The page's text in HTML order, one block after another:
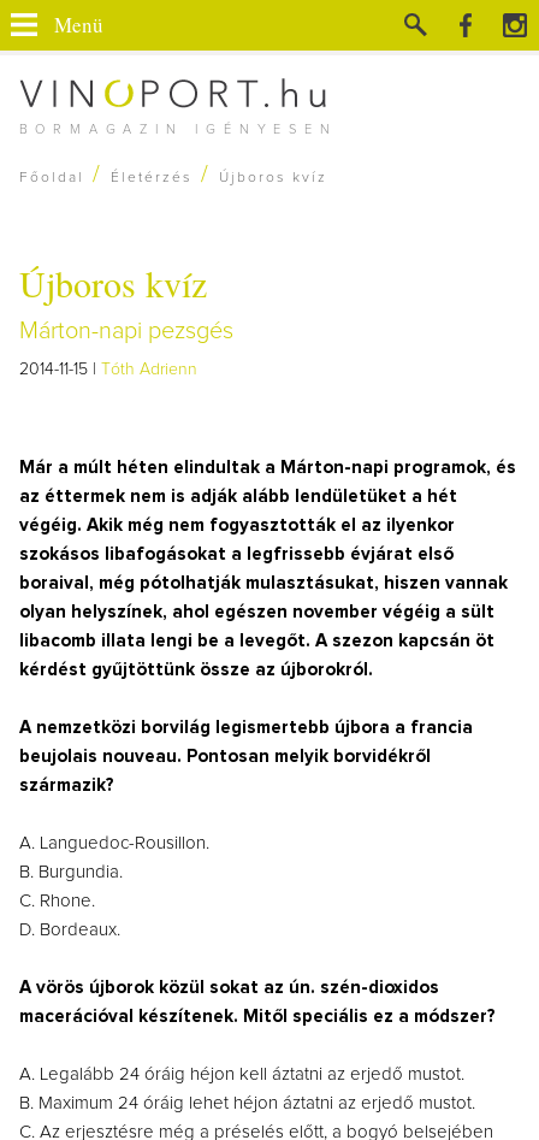
BORMAGAZIN IGÉNYESEN
Menü
Főoldal / Életérzés / Újboros kvíz
Újboros kvíz
Márton-napi pezsgés
2014-11-15 | Tóth Adrienn
Már a múlt héten elindultak a Márton-napi programok, és
az éttermek nem is adják alább lendületüket a hét
végéig. Akik még nem fogyasztották el az ilyenkor
szokásos libafogásokat a legfrissebb évjárat első
boraival, még pótolhatják mulasztásukat, hiszen vannak
olyan helyszínek, ahol egészen november végéig a sült
libacomb illata lengi be a levegőt. A szezon kapcsán öt
kérdést gyűjtöttünk össze az újborokról.
A nemzetközi borvilág legismertebb újbora a francia
beujolais nouveau. Pontosan melyik borvidékről
származik?
A. Languedoc-Rousillon.
B. Burgundia.
C. Rhone.
D. Bordeaux.
A vörös újborok közül sokat az ún. szén-dioxidos
macerációval készítenek. Mitől speciális ez a módszer?
A. Legalább 24 óráig héjon kell áztatni az erjedő mustot.
B. Maximum 24 óráig lehet héjon áztatni az erjedő mustot.
C. Az erjesztésre még a préselés előtt, a bogyó belsejében